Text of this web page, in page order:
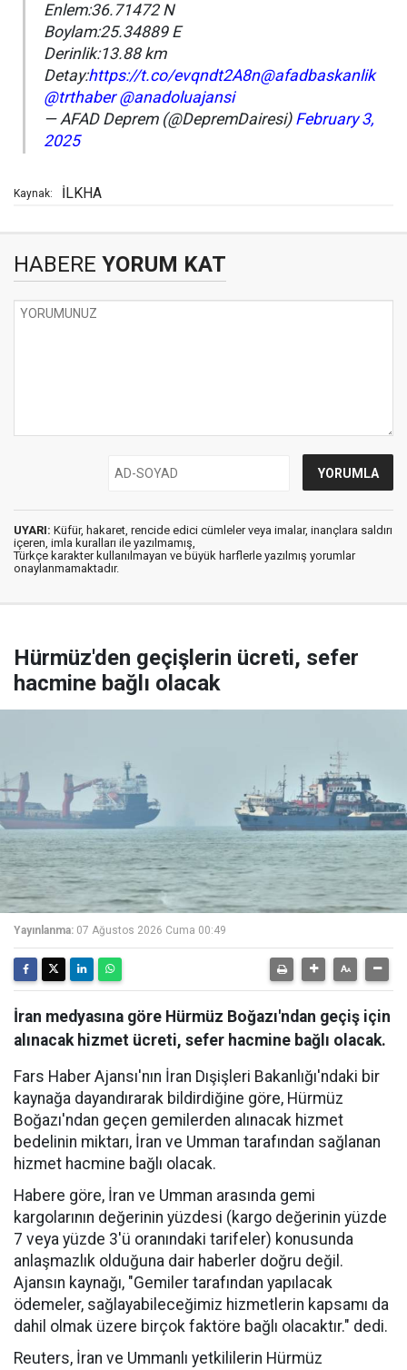
Enlem:36.71472 N
Boylam:25.34889 E
Derinlik:13.88 km
Detay:https://t.co/evqndt2A8n@afadbaskanlik
@trthaber @anadoluajansi
— AFAD Deprem (@DepremDairesi) February 3,
2025
Kaynak: İLKHA
HABERE YORUM KAT
UYARI: Küfür, hakaret, rencide edici cümleler veya imalar, inançlara saldırı
içeren, imla kuralları ile yazılmamış,
Türkçe karakter kullanılmayan ve büyük harflerle yazılmış yorumlar
onaylanmamaktadır.
Hürmüz'den geçişlerin ücreti, sefer
hacmine bağlı olacak
Yayınlanma: 07 Ağustos 2026 Cuma 00:49
İran medyasına göre Hürmüz Boğazı'ndan geçiş için
alınacak hizmet ücreti, sefer hacmine bağlı olacak.
Fars Haber Ajansı'nın İran Dışişleri Bakanlığı'ndaki bir
kaynağa dayandırarak bildirdiğine göre, Hürmüz
Boğazı'ndan geçen gemilerden alınacak hizmet
bedelinin miktarı, İran ve Umman tarafından sağlanan
hizmet hacmine bağlı olacak.
Habere göre, İran ve Umman arasında gemi
kargolarının değerinin yüzdesi (kargo değerinin yüzde
7 veya yüzde 3'ü oranındaki tarifeler) konusunda
anlaşmazlık olduğuna dair haberler doğru değil.
Ajansın kaynağı, "Gemiler tarafından yapılacak
ödemeler, sağlayabileceğimiz hizmetlerin kapsamı da
dahil olmak üzere birçok faktöre bağlı olacaktır." dedi.
Reuters, İran ve Ummanlı yetkililerin Hürmüz